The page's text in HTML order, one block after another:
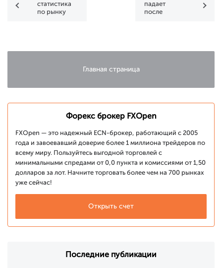
статистика
по рынку
диапазона?
падает
после
Главная страница
Форекс брокер FXOpen
FXOpen — это надежный ECN-брокер, работающий с 2005
года и завоевавший доверие более 1 миллиона трейдеров по
всему миру. Пользуйтесь выгодной торговлей с
минимальными спредами от 0,0 пункта и комиссиями от 1,50
долларов за лот. Начните торговать более чем на 700 рынках
уже сейчас!
Открыть счет
Последние публикации